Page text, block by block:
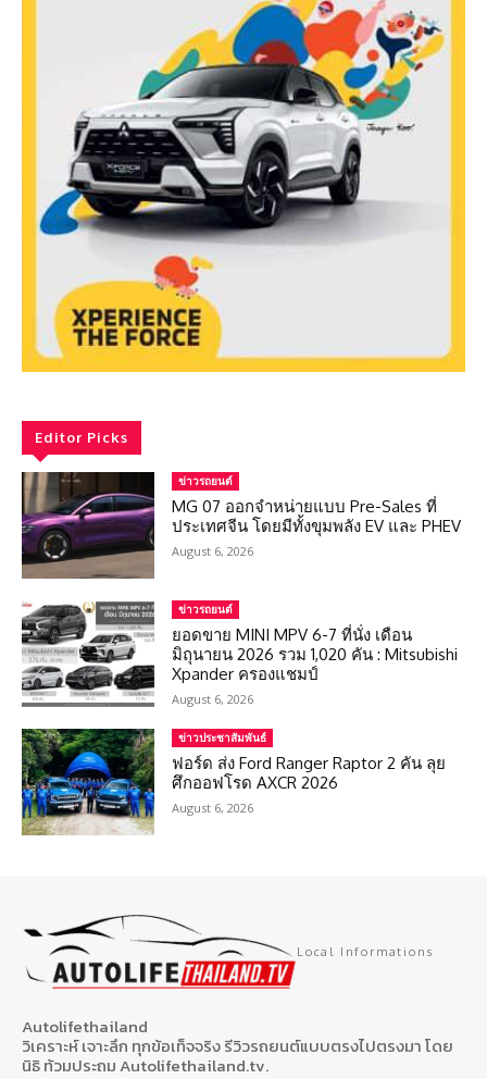
Editor Picks
ข่าวรถยนต์
MG 07 ออกจำหน่ายแบบ Pre-Sales ที่
ประเทศจีน โดยมีทั้งขุมพลัง EV และ PHEV
August 6, 2026
ข่าวรถยนต์
ยอดขาย MINI MPV 6-7 ที่นั่ง เดือน
มิถุนายน 2026 รวม 1,020 คัน : Mitsubishi
Xpander ครองแชมป์
August 6, 2026
ข่าวประชาสัมพันธ์
ฟอร์ด ส่ง Ford Ranger Raptor 2 คัน ลุย
ศึกออฟโรด AXCR 2026
August 6, 2026
Local Informations
Autolifethailand
วิเคราะห์ เจาะลึก ทุกข้อเท็จจริง รีวิวรถยนต์แบบตรงไปตรงมา โดย
นิธิ ท้วมประถม Autolifethailand.tv.